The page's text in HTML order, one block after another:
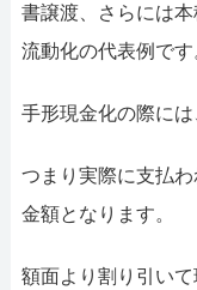
書譲渡、さらには
流動化の代表例です
手形現金化の際には
つまり実際に支払
金額となります。
額面より割り引い